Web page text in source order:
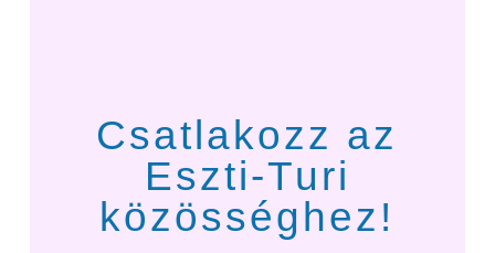
Csatlakozz az
Eszti-Turi
közösséghez!